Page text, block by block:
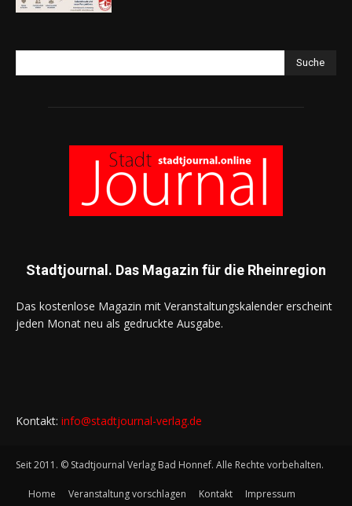
Suche
Stadtjournal. Das Magazin für die Rheinregion
Das kostenlose Magazin mit Veranstaltungskalender erscheint
jeden Monat neu als gedruckte Ausgabe.
Kontakt: info@stadtjournal-verlag.de
Seit 2011. © Stadtjournal Verlag Bad Honnef. Alle Rechte vorbehalten.
Home Veranstaltung vorschlagen Kontakt
Impressum